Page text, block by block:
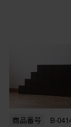
商品番号 B-